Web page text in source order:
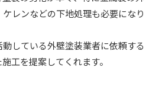
レンなどの下地処理も必要になり
している外壁塗装業者に依頼する
工を提案してくれます。